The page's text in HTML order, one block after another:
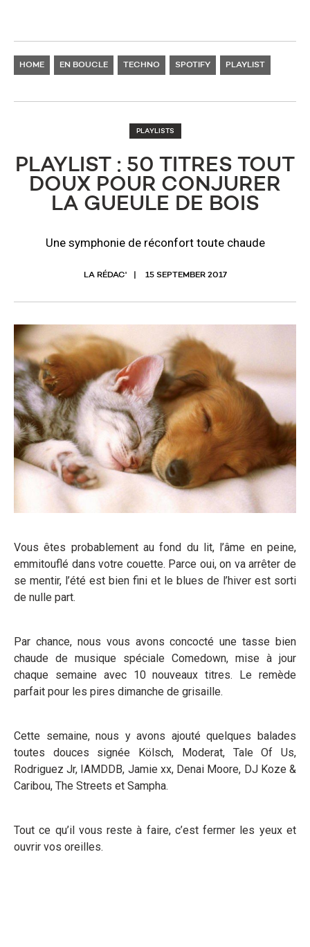
HOME EN BOUCLE TECHNO SPOTIFY PLAYLIST
PLAYLISTS
PLAYLIST : 50 TITRES TOUT
DOUX POUR CONJURER
LA GUEULE DE BOIS
Une symphonie de réconfort toute chaude
LA RÉDAC' 15 SEPTEMBER 2017
Vous êtes probablement au fond du lit, l’âme en peine,
emmitouflé dans votre couette. Parce oui, on va arrêter de
se mentir, l’été est bien fini et le blues de l’hiver est sorti
de nulle part.
Par chance, nous vous avons concocté une tasse bien
chaude de musique spéciale Comedown, mise à jour
chaque semaine avec 10 nouveaux titres. Le remède
parfait pour les pires dimanche de grisaille.
Cette semaine, nous y avons ajouté quelques balades
toutes douces signée Kölsch, Moderat, Tale Of Us,
Rodriguez Jr, IAMDDB, Jamie xx, Denai Moore, DJ Koze &
Caribou, The Streets et Sampha.
Tout ce qu’il vous reste à faire, c’est fermer les yeux et
ouvrir vos oreilles.